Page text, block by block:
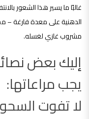
غالبًا ما يسير هذا الشعور
الدهنية على معدة فارغة –
مشروب غازي لغسله.
إليك بعض
يجب مراعاتها:
لا تفوت